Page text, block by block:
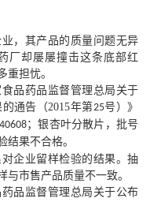
，其产品的质量问题无异
厂却屡屡撞击这条底部红
重担忧。
品药品监督管理总局关于
的通告（2015年第25号）》
；银杏叶分散片，批号
结果不合格。
企业留样检验的结果。抽
市售产品质量不一致。
品监督管理总局关于公布